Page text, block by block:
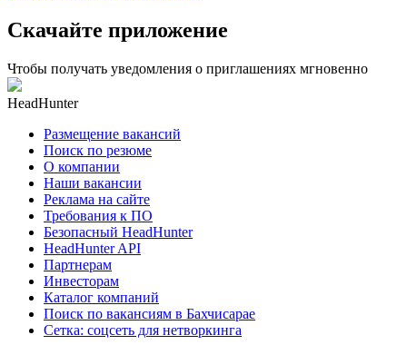
Скачайте приложение
Чтобы получать уведомления о приглашениях мгновенно
HeadHunter
Размещение вакансий
Поиск по резюме
О компании
Наши вакансии
Реклама на сайте
Требования к ПО
Безопасный HeadHunter
HeadHunter API
Партнерам
Инвесторам
Каталог компаний
Поиск по вакансиям в Бахчисарае
Сетка: соцсеть для нетворкинга